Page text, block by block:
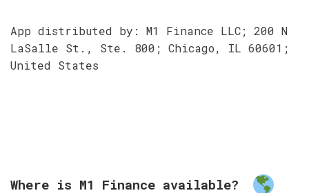
App distributed by: M1 Finance LLC; 200 N
LaSalle St., Ste. 800; Chicago, IL 60601;
United States
Where is M1 Finance available?